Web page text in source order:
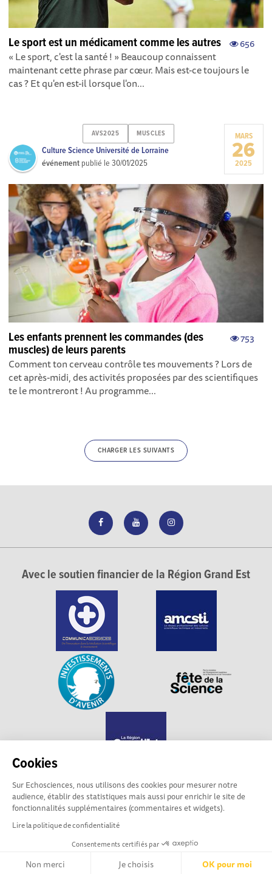
Cookies
Sur Echosciences, nous utilisons des cookies pour mesurer notre
audience, établir des statistiques mais aussi pour enrichir le site de
fonctionnalités supplémentaires (commentaires et widgets).
Lire la politique de confidentialité
Consentements certifiés par
Non merci Je choisis OK pour moi
656
Le sport est un médicament comme les autres
« Le sport, c'est la santé ! » Beaucoup connaissent
maintenant cette phrase par cœur. Mais est-ce toujours le
cas ? Et qu'en est-il lorsque l'on...
AVS2025 MUSCLES
Culture Science Université de Lorraine
événement publié le30/01/2025
MARS
26
2025
753
Les enfants prennent les commandes (des
muscles) de leurs parents
Comment ton cerveau contrôle tes mouvements ? Lors de
cet après-midi, des activités proposées par des scientifiques
te le montreront ! Au programme...
CHARGER LES SUIVANTS
Avec le soutien financier de la Région Grand Est
Echosciences Grand Est est propulsé par
Communicasciences
Mentions légales|Politique de confidentialité
Ligne éditoriale